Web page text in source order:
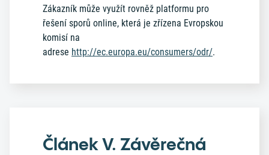
Zákazník může využít rovněž platformu pro
řešení sporů online, která je zřízena Evropskou
komisí na
adrese http://ec.europa.eu/consumers/odr/.
Článek V. Závěrečná